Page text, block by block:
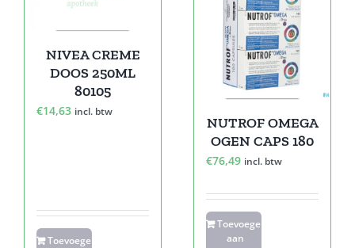
NIVEA CREME
DOOS 250ML
80105
€14,63 incl. btw
Toevoegen
NUTROF OMEGA
OGEN CAPS 180
€76,49 incl. btw
Toevoegen
aan